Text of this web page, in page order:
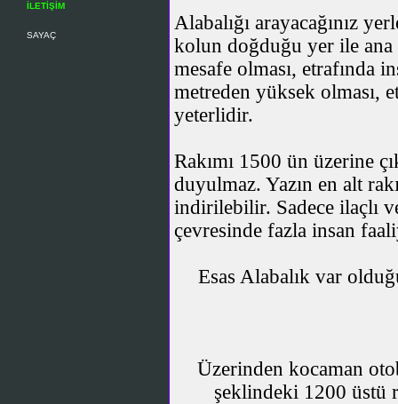
İLETİŞİM
SAYAÇ
Alabalığı arayacağınız
kolun doğduğu yer ile ana
mesafe olması, etrafında
metreden yüksek olması,
yeterlidir.
Rakımı 1500 ün üzerine
duyulmaz. Yazın en alt
indirilebilir. Sadece ilaçlı
çevresinde fazla insan
Esas Alabalık var
Üzerinden kocaman
şeklindeki 1200 üstü